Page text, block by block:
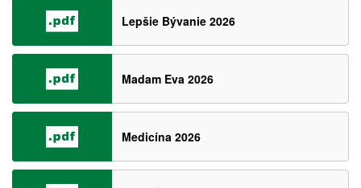
Lepšie Bývanie 2026
Madam Eva 2026
Medicína 2026